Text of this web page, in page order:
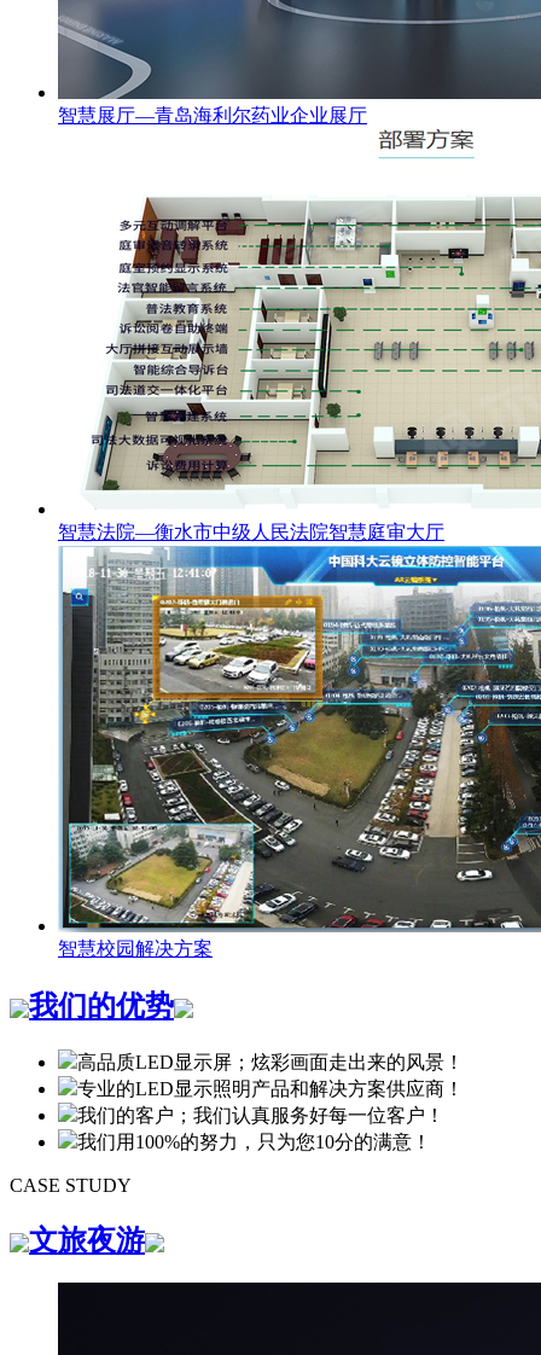
智慧展厅—青岛海利尔药业企业展厅
智慧法院—衡水市中级人民法院智慧庭审大厅
智慧校园解决方案
我们的优势
高品质LED显示屏；炫彩画面走出来的风景！
专业的LED显示照明产品和解决方案供应商！
我们的客户；我们认真服务好每一位客户！
我们用100%的努力，只为您10分的满意！
CASE STUDY
文旅夜游